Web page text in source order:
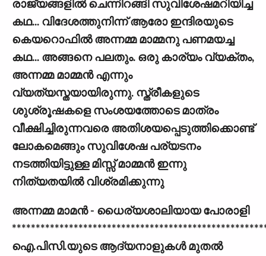
രാജ്യങ്ങളില്‍ ചെന്നിറങ്ങി സുവിശേഷമറിയിച്ച
കഥ... വിദേശത്തുനിന്ന് ആരോ ഇന്ദിരയുടെ
കെയറൊഫില്‍ അന്നമ്മ മാമ്മനു പണമയച്ച
കഥ... അങ്ങനെ പലതും. ഒരു കാര്യം വ്യക്തം,
അന്നമ്മ മാമ്മന്‍ എന്നും
വ്യത്യസ്തയായിരുന്നു. സ്ത്രീകളുടെ
ശുശ്രൂഷകളെ സംശയത്തോടെ മാത്രം
വീക്ഷിച്ചിരുന്നവരെ അതിശയപ്പെടുത്തിക്കൊണ്ട്
ലോകമെങ്ങും സുവിശേഷ പര്യടനം
നടത്തിയിട്ടുള്ള മിസ്സ് മാമ്മന്‍ ഇന്നു
നിത്യതയില്‍ വിശ്രമിക്കുന്നു
അന്നമ്മ മാമന്‍ - ധൈര്യശാലിയായ പോരാളി
ഐ.പിസി.യുടെ ആദ്യനാളുകള്‍ മുതല്‍